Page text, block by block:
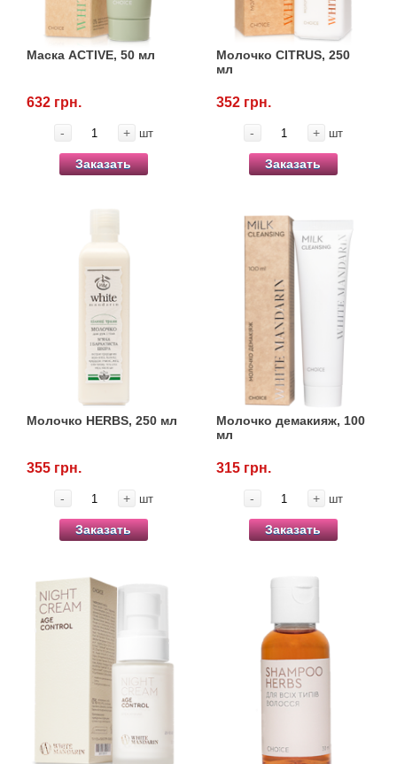
Маска ACTIVE, 50 мл
632 грн.
- + шт
Заказать
Молочко CITRUS, 250
мл
352 грн.
- + шт
Заказать
Молочко HERBS, 250 мл
355 грн.
- + шт
Заказать
Молочко демакияж, 100
мл
315 грн.
- + шт
Заказать